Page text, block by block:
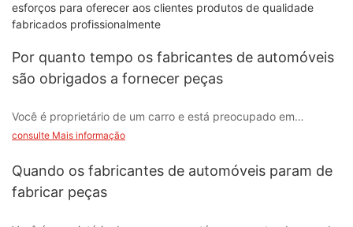
esforços para oferecer aos clientes produtos de qualidade
fabricados profissionalmente
Por quanto tempo os fabricantes de automóveis
são obrigados a fornecer peças
Você é proprietário de um carro e está preocupado em
encontrar peças de reposição para seu veículo no futuro? A
obrigados a fornecer peças é uma preocupação comum para
muitos condutores. Neste artigo, iremos nos aprofundar nos
regulamentos e requisitos que envolvem o fornecimento de
consulte Mais informação
Quando os fabricantes de automóveis param de
fabricar peças